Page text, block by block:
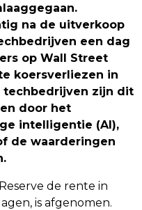
na de uitverkoop
een dag
op Wall Street
koersverliezen in
techbedrijven zijn dit
door het
intelligentie (AI),
de waarderingen
de rente in
is afgenomen.